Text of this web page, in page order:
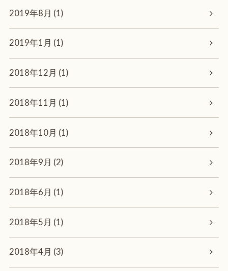
2019年8月 (1)
2019年1月 (1)
2018年12月 (1)
2018年11月 (1)
2018年10月 (1)
2018年9月 (2)
2018年6月 (1)
2018年5月 (1)
2018年4月 (3)